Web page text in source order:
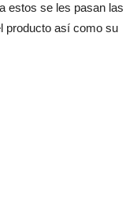
a estos se les pasan las
producto así como su